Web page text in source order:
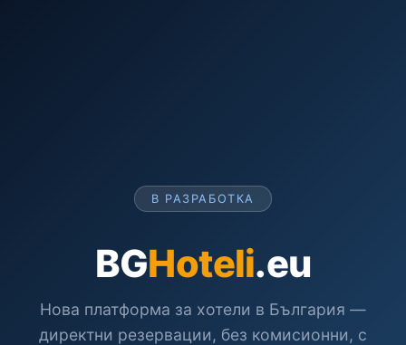
В РАЗРАБОТКА
BGHoteli.eu
Нова платформа за хотели в България —
директни резервации, без комисионни, с